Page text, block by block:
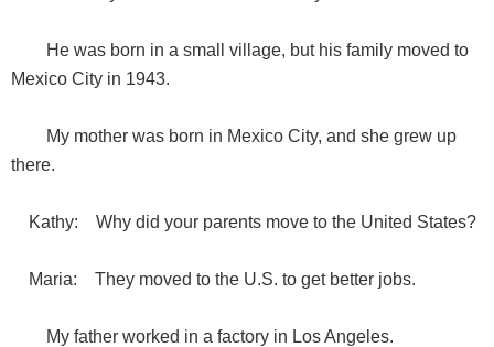
He was born in a small village, but his family moved to
Mexico City in 1943.
My mother was born in Mexico City, and she grew up
there.
Kathy: Why did your parents move to the United States?
Maria: They moved to the U.S. to get better jobs.
My father worked in a factory in Los Angeles.